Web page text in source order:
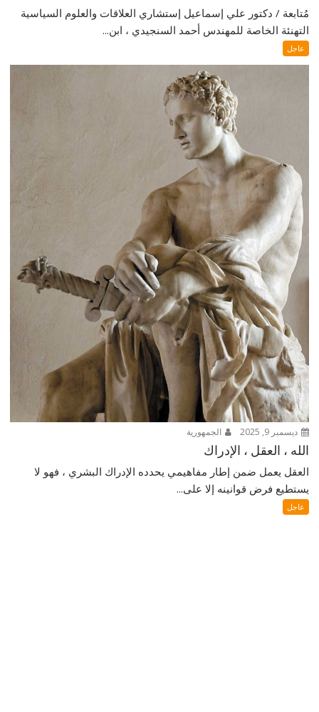
مُتابعة / دكتور علي إسماعيل إستشاري العلاقات والعلوم السياسية
التهنئة الخاصة للمهندس أحمد السنجيدي ، ابن...
عاجل
ديسمبر 9, 2025 الجمهورية
الله ، العقل ، الإدراك
العقل يعمل ضمن إطار مفاهيمي يحدده الإدراك البشري ، فهو لا
يستطيع فرض قوانينه إلا على...
عاجل